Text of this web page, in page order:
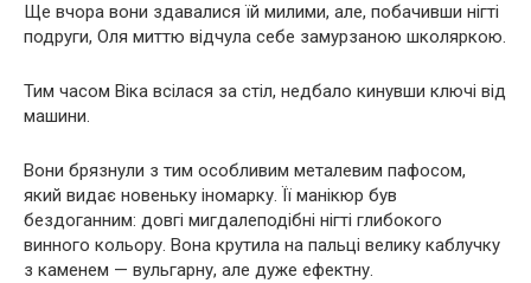
Ще вчора вони здавалися їй милими, але, побачивши нігті
подруги, Оля миттю відчула себе замурзаною школяркою.
Тим часом Віка всілася за стіл, недбало кинувши ключі від
машини.
Вони брязнули з тим особливим металевим пафосом,
який видає новеньку іномарку. Її манікюр був
бездоганним: довгі мигдалеподібні нігті глибокого
винного кольору. Вона крутила на пальці велику каблучку
з каменем — вульгарну, але дуже ефектну.